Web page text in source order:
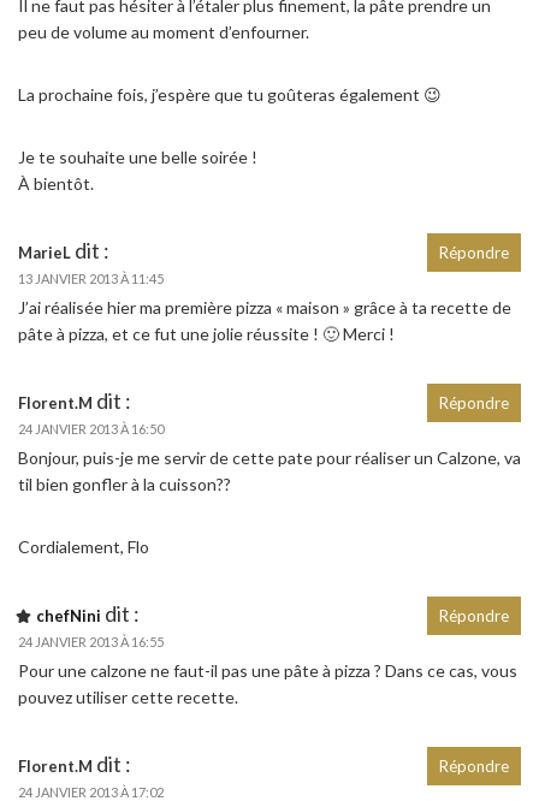
Il ne faut pas hésiter à l’étaler plus finement, la pâte prendre un
peu de volume au moment d’enfourner.
La prochaine fois, j’espère que tu goûteras également 😉
Je te souhaite une belle soirée !
À bientôt.
MarieL dit :
13 JANVIER 2013 À 11:45
J’ai réalisée hier ma première pizza « maison » grâce à ta recette de
pâte à pizza, et ce fut une jolie réussite ! 🙂 Merci !
Répondre
Florent.M dit :
24 JANVIER 2013 À 16:50
Bonjour, puis-je me servir de cette pate pour réaliser un Calzone, va
til bien gonfler à la cuisson??
Cordialement, Flo
Répondre
chefNini dit :
24 JANVIER 2013 À 16:55
Pour une calzone ne faut-il pas une pâte à pizza ? Dans ce cas, vous
pouvez utiliser cette recette.
Répondre
Florent.M dit :
24 JANVIER 2013 À 17:02
Répondre